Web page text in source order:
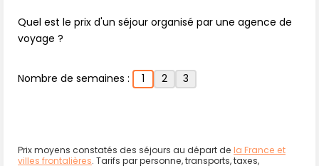
plastiques, et respecter la distance avec les animaux.
Lumière sur la vie locale et les
d'humanité, entre leFestival de la tortuequi sensibilise à
Quel est le prix d'un séjour organisé par une agence de
voyage ?
Nombre de semaines : 1 2 3
Prix moyens constatés des séjours au départ de la France et
villes frontalières. Tarifs par personne, transports, taxes,